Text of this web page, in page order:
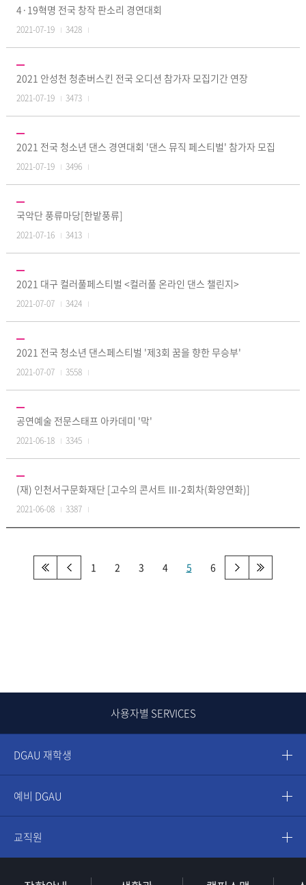
4·19혁명 전국 창작 판소리 경연대회
2021-07-19 3428
2021 안성천 청춘버스킨 전국 오디션 참가자 모집기간 연장
2021-07-19 3473
2021 전국 청소년 댄스 경연대회 '댄스 뮤직 페스티벌' 참가자 모집
2021-07-19 3496
국악단 풍류마당[한밭풍류]
2021-07-16 3413
2021 대구 컬러풀페스티벌 <컬러풀 온라인 댄스 챌린지>
2021-07-07 3424
2021 전국 청소년 댄스페스티벌 '제3회 꿈을 향한 무승부'
2021-07-07 3558
공연예술 전문스태프 아카데미 '막'
2021-06-18 3345
(재) 인천서구문화재단 [고수의 콘서트 Ⅲ-2회차(화양연화)]
2021-06-08 3387
1 2 3 4 5 6
사용자별 SERVICES
DGAU 재학생
예비 DGAU
교직원